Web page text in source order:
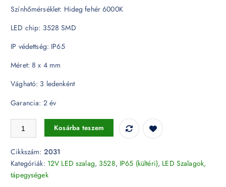
Színhőmérséklet: Hideg fehér 6000K
LED chip: 3528 SMD
IP védettség: IP65
Méret: 8 x 4 mm
Vágható: 3 ledenként
Garancia: 2 év
LED szalag 3528 - 60LED 6400K IP65 - 2031 mennyiség
Kosárba teszem
Cikkszám: 2031
Kategóriák: 12V LED szalag, 3528, IP65 (kültéri), LED Szalagok,
tápegységek